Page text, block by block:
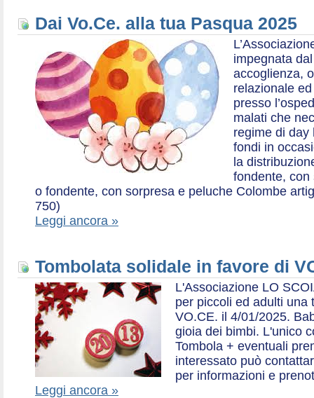
Dai Vo.Ce. alla tua Pasqua 2025
impegnata
accoglienza,
relazionale
presso
malati che
regime di day
fondi in
la
fondente, con
o fondente, con sorpresa e peluche Colombe
750)
Leggi ancora »
Tombolata solidale in favore di
L'Associazione LO
per piccoli ed adulti una
VO.CE. il 4/01/2025.
gioia dei bimbi. L'unico
Tombola + eventuali
interessato può
per informazioni e
Leggi ancora »